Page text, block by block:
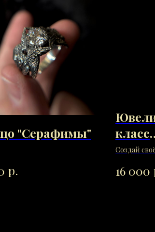
"Серафимы"
р.
класс
воску"
Создай
16 000